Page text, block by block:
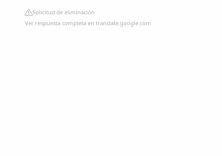
Solicitud de eliminación
Ver respuesta completa en translate.google.com